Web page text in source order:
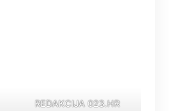
REDAKCIJA 023.HR